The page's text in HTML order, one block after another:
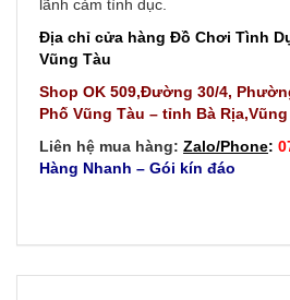
lãnh cảm tình dục.
Địa chỉ cửa hàng Đồ Chơi Tình
Vũng Tàu
Shop OK 509,Đường 30/4,
Phố Vũng Tàu – tỉnh Bà Rịa,Vũng
Liên hệ mua hàng: Zalo/Phone:
Hàng Nhanh – Gói kín đáo